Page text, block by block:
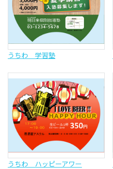
うちわ 学習塾
うちわ ハッピーアワー